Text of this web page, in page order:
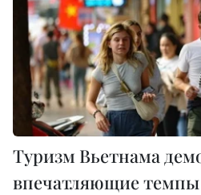
Туризм Вьетнама
впечатляющие темпы